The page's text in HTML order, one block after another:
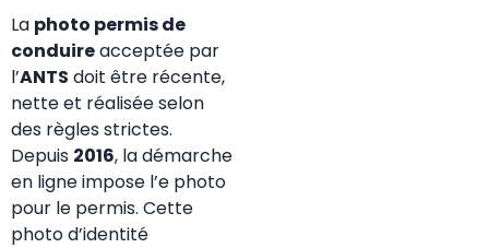
La photo permis de
conduireacceptée par
l’ANTS doit être récente,
nette et réalisée selon
des règles strictes.
Depuis 2016, la démarche
en ligne impose l’e photo
pour le permis. Cette
photo d’identité